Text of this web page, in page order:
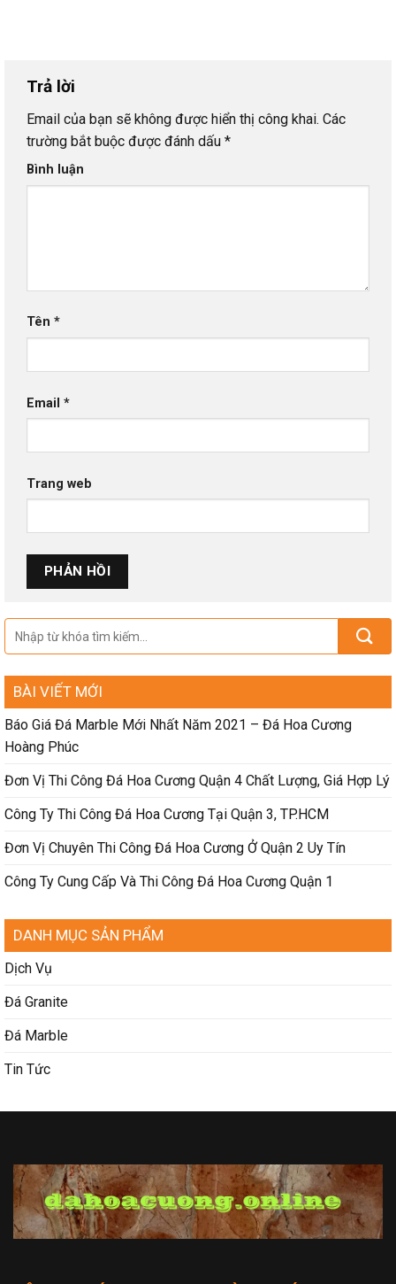
BÀI VIẾT MỚI
Báo Giá Đá Marble Mới Nhất Năm 2021 – Đá Hoa Cương
Hoàng Phúc
Đơn Vị Thi Công Đá Hoa Cương Quận 4 Chất Lượng, Giá Hợp Lý
Công Ty Thi Công Đá Hoa Cương Tại Quận 3, TP.HCM
Đơn Vị Chuyên Thi Công Đá Hoa Cương Ở Quận 2 Uy Tín
Công Ty Cung Cấp Và Thi Công Đá Hoa Cương Quận 1
DANH MỤC SẢN PHẨM
Dịch Vụ
Đá Granite
Đá Marble
Tin Tức
Trả lời
Email của bạn sẽ không được hiển thị công khai. Các
trường bắt buộc được đánh dấu *
Bình luận
Tên *
Email *
Trang web